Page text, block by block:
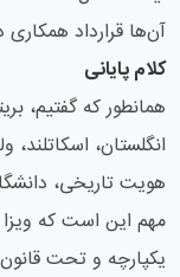
آن‌ها قرارداد همکاری
کلام پایانی
همانطور که گفتیم،
انگلستان،
هویت تاریخی،
مهم این است که
یکپارچه و تحت